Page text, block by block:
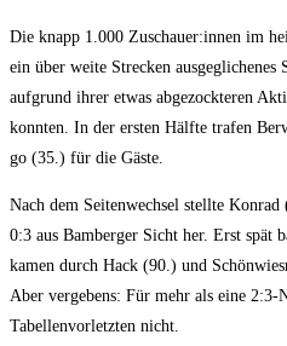
Die knapp 1.000 Zuschauer:innen im
ein über wei­te Stre­cken aus­ge­gli­che­nes
auf­grund ihrer etwas abge­zock­te­ren
konn­ten. In der ers­ten Hälf­te tra­fen
go (35.) für die Gäste.
Nach dem Sei­ten­wech­sel stell­te
0:3 aus Bam­ber­ger Sicht her. Erst spät
kamen durch Hack (90.) und
Aber ver­ge­bens: Für mehr als eine
Tabel­len­vor­letz­ten nicht.